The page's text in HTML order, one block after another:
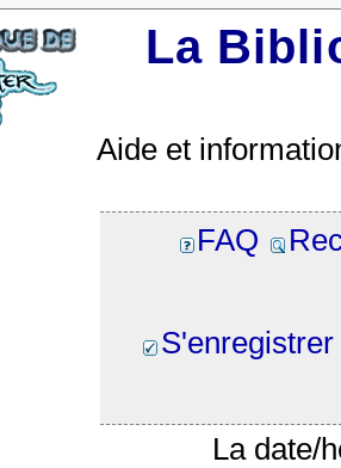
La
Aide et
FAQ
S'enregistrer
La date/